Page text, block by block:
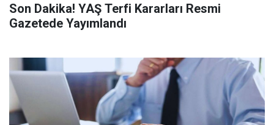
Son Dakika! YAŞ Terfi Kararları Resmi
Gazetede Yayımlandı